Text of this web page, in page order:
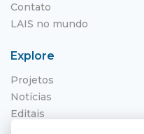
Contato
LAIS no mundo
Explore
Projetos
Notícias
Editais